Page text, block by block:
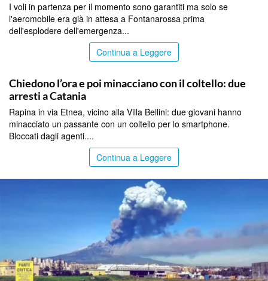
I voli in partenza per il momento sono garantiti ma solo se
l'aeromobile era già in attesa a Fontanarossa prima
dell'esplodere dell'emergenza...
Continua a Leggere
Chiedono l’ora e poi minacciano con il coltello: due
arresti a Catania
Rapina in via Etnea, vicino alla Villa Bellini: due giovani hanno
minacciato un passante con un coltello per lo smartphone.
Bloccati dagli agenti....
Continua a Leggere